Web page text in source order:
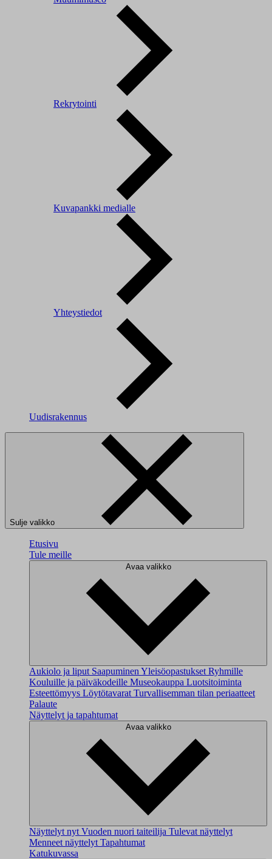
Rekrytointi
Kuvapankki medialle
Yhteystiedot
Uudisrakennus
Sulje valikko
Etusivu
Tule meille
Avaa valikko
Aukiolo ja liput Saapuminen Yleisöopastukset Ryhmille
Kouluille ja päiväkodeille Museokauppa Luotsitoiminta
Esteettömyys Löytötavarat Turvallisemman tilan periaatteet
Palaute
Näyttelyt ja tapahtumat
Avaa valikko
Näyttelyt nyt Vuoden nuori taiteilija Tulevat näyttelyt
Menneet näyttelyt Tapahtumat
Katukuvassa